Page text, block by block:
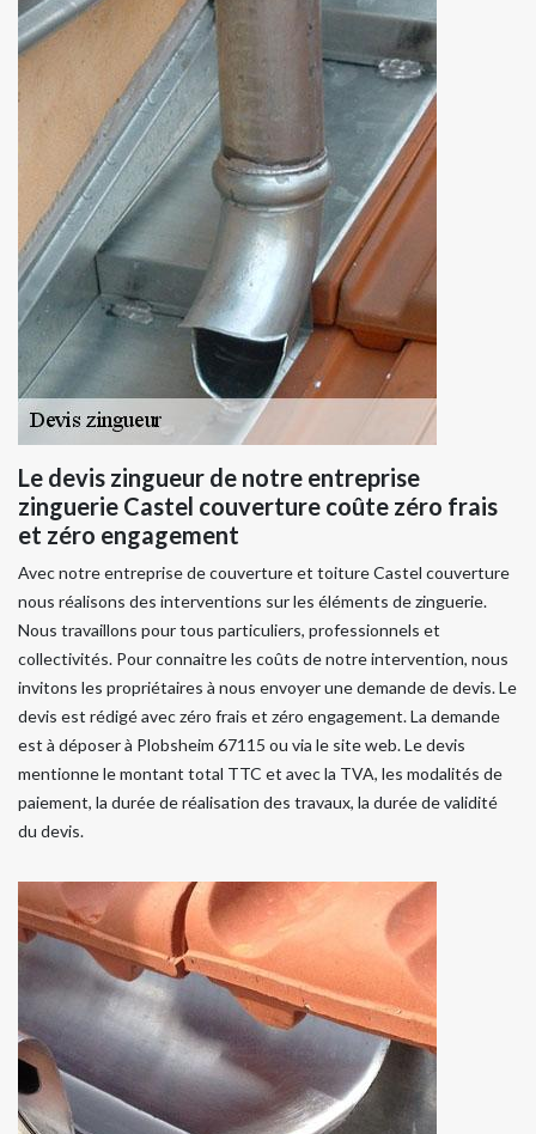
Le devis zingueur de notre entreprise
zinguerie Castel couverture coûte zéro frais
et zéro engagement
Avec notre entreprise de couverture et toiture Castel couverture
nous réalisons des interventions sur les éléments de zinguerie.
Nous travaillons pour tous particuliers, professionnels et
collectivités. Pour connaitre les coûts de notre intervention, nous
invitons les propriétaires à nous envoyer une demande de devis. Le
devis est rédigé avec zéro frais et zéro engagement. La demande
est à déposer à Plobsheim 67115 ou via le site web. Le devis
mentionne le montant total TTC et avec la TVA, les modalités de
paiement, la durée de réalisation des travaux, la durée de validité
du devis.